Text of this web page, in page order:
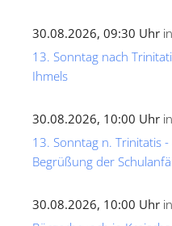
30.08.2026, 09:30 Uhr in
13. Sonntag nach
Ihmels
30.08.2026, 10:00 Uhr in
13. Sonntag n. Trinitatis
Begrüßung der
30.08.2026, 10:00 Uhr in